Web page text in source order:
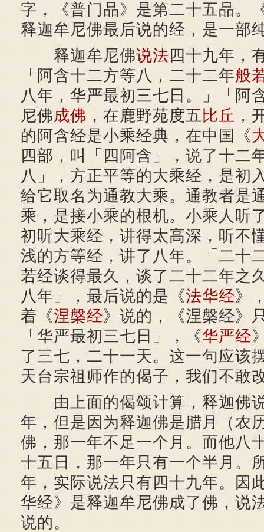
字，《普门品》是第二十五品。
释迦牟尼佛最后说的经，是一部
释迦牟尼佛说法 四十九年，
「阿含十二方等八，二十二年般
八年，华严最初三七日。」「阿
尼佛成佛 ，在鹿野苑度五 比丘 ，
的阿含经是小乘经典，在中国《
四部，叫「四阿含」，说了十二
八」，方正平等的大乘经，是初
给它取名为通教大乘。通教者是
乘，是接小乘的根机。小乘人听
初听大乘经，讲得太高深，听不
浅的方等经，讲了八年。「二十
若经谈得最久，谈了二十二年之
八年」，最后说的是《法华经》
着《涅槃经》说的，《涅槃经》
「华严最初三七日」，《华严经
了三七，二十一天。这一句应该
天台宗祖师作的偈子，我们不敢
由上面的偈颂计算，释迦佛
年，但是因为释迦佛是腊月（农
佛，那一年不足一个月。而他八
十五日，那一年只有一个半月。
年，实际说法只有四十九年。因
华经》是释迦牟尼佛成了佛，说
说的。